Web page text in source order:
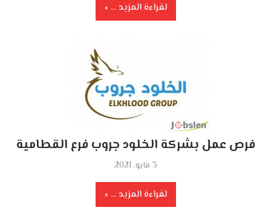
لقراءة المزيد ...
فرص عمل بشركة الخلود جروب فرع القطامية
3 مايو، 2021
لقراءة المزيد ...